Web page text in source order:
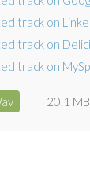
20.1 MB